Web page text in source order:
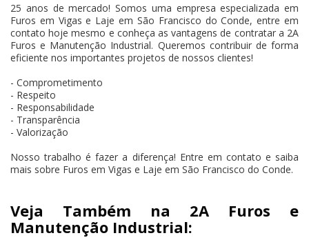
25 anos de mercado! Somos uma empresa especializada em
Furos em Vigas e Laje em São Francisco do Conde, entre em
contato hoje mesmo e conheça as vantagens de contratar a 2A
Furos e Manutenção Industrial. Queremos contribuir de forma
eficiente nos importantes projetos de nossos clientes!
- Comprometimento
- Respeito
- Responsabilidade
- Transparência
- Valorização
Nosso trabalho é fazer a diferença! Entre em contato e saiba
mais sobre Furos em Vigas e Laje em São Francisco do Conde.
Veja Também na 2A Furos e
Manutenção Industrial: